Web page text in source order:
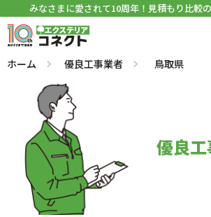
みなさまに愛されて10周年！見積もり比較
ホーム 優良工事業者 鳥取県
優良